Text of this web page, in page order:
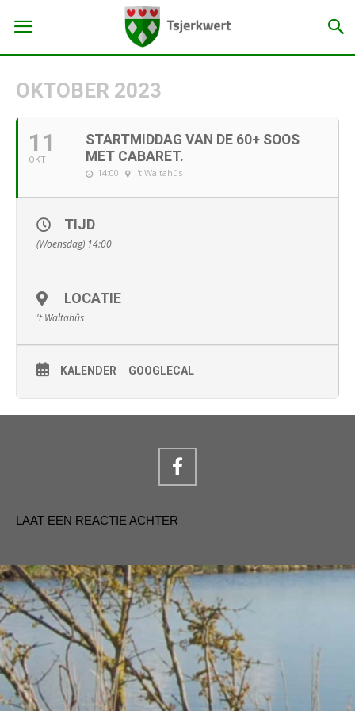
OKTOBER 2023
11
OKT
STARTMIDDAG VAN DE 60+ SOOS
MET CABARET.
14:00 't Waltahûs
TIJD
(Woensdag) 14:00
LOCATIE
't Waltahûs
KALENDER GOOGLECAL
LAAT EEN REACTIE ACHTER